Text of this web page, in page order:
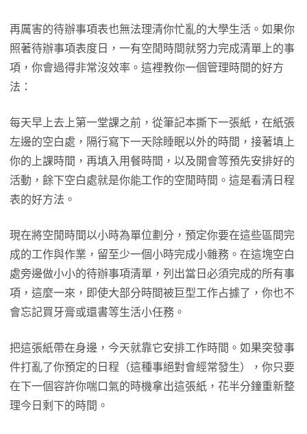
再厲害的待辦事項表也無法理清你忙亂的大學生活。如果你
照著待辦事項表度日，一有空閒時間就努力完成清單上的事
項，你會過得非常沒效率。這裡教你一個管理時間的好方
法：
每天早上去上第一堂課之前，從筆記本撕下一張紙，在紙張
左邊的空白處，隔行寫下一天除睡眠以外的時間，接著填上
你的上課時間，再填入用餐時間，以及開會等預先安排好的
活動，餘下空白處就是你能工作的空閒時間。這是看清日程
表的好方法。
現在將空閒時間以小時為單位劃分，預定你要在這些區間完
成的工作與作業，留至少一個小時完成小雜務。在這塊空白
處旁邊做小小的待辦事項清單，列出當日必須完成的所有事
項，這麼一來，即使大部分時間被巨型工作占據了，你也不
會忘記買牙膏或還書等生活小任務。
把這張紙帶在身邊，今天就靠它安排工作時間。如果突發事
件打亂了你預定的日程（這種事絕對會經常發生），你只要
在下一個容許你喘口氣的時機拿出這張紙，花半分鐘重新整
理今日剩下的時間。